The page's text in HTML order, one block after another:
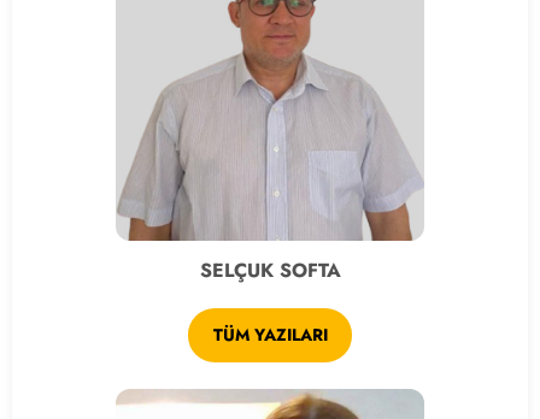
SELÇUK SOFTA
TÜM YAZILARI